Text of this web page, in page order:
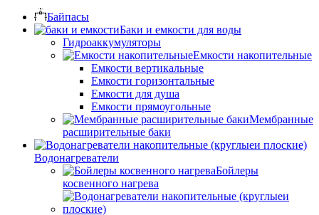
Байпасы
Баки и емкости для воды
Гидроаккумуляторы
Емкости накопительные
Емкости вертикальные
Емкости горизонтальные
Емкости для душа
Емкости прямоугольные
Мембранные
расширительные баки
Водонагреватели
Бойлеры
косвенного нагрева